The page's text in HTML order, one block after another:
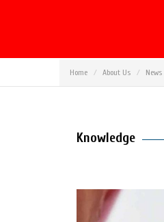
Home About Us News
Knowledge